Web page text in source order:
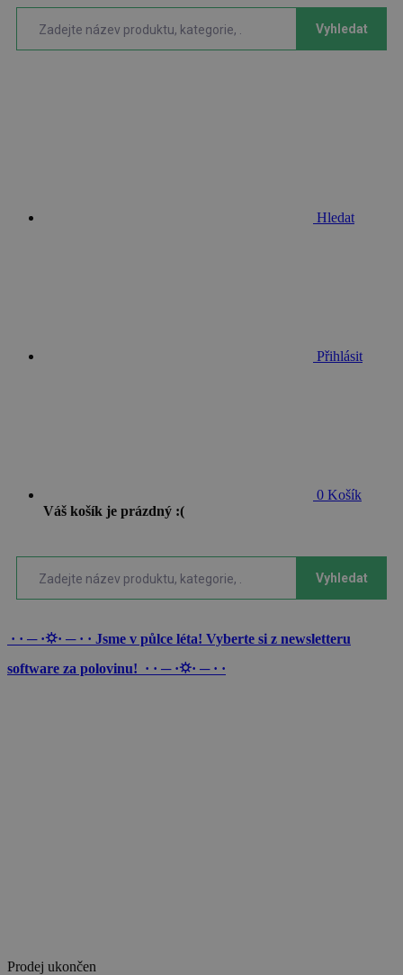
Vyhledat
Hledat
Přihlásit
0 Košík
Váš košík je prázdný :(
Vyhledat
· · ─ ·⛭· ─ · · Jsme v půlce léta! Vyberte si z newsletteru
software za polovinu! · · ─ ·⛭· ─ · ·
Prodej ukončen